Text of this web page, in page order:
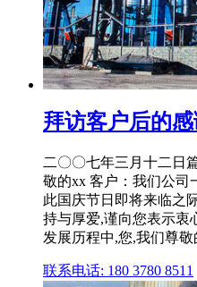
拜访客户后的
二〇〇七年三月十二日
敬的xx 客户：我们公司
此国庆节日即将来临之
持与厚爱,谨向您表示衷
发展历程中,您,我们尊敬
联系电话: 180 3780 8511